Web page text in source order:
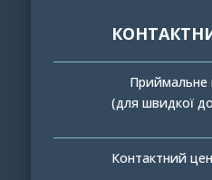
Приймальне
(для швидкої
Контактний